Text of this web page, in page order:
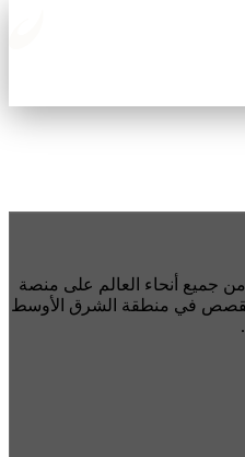
جميع أنحاء العالم على منصة
في منطقة الشرق الأوسط